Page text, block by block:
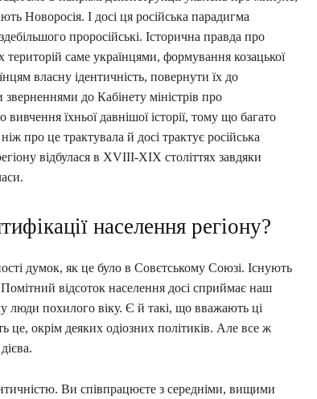
Новоросія. І досі ця російська парадигма
проросійські. Історична правда про
саме українцями, формування козацької
власну ідентичність, повернути їх до
до Кабінету міністрів про
їхньої давнішої історії, тому що багато
про це трактувала й досі трактує російська
відбулася в XVIII-ХІХ століттях завдяки
населення регіону?
думок, як це було в Совєтському Союзі. Існують
відсоток населення досі сприймає наш
люди похилого віку. Є й такі, що вважають ці
це, окрім деяких одіозних політиків. Але все ж
Ви співпрацюєте з середніми, вищими